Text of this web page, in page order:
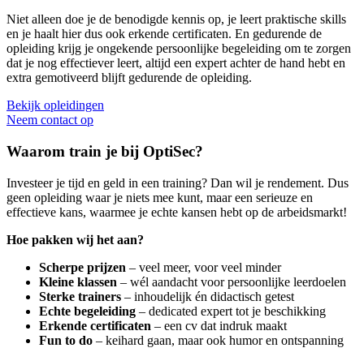
Niet alleen doe je de benodigde kennis op, je leert praktische skills
en je haalt hier dus ook erkende certificaten. En gedurende de
opleiding krijg je ongekende persoonlijke begeleiding om te zorgen
dat je nog effectiever leert, altijd een expert achter de hand hebt en
extra gemotiveerd blijft gedurende de opleiding.
Bekijk opleidingen
Neem contact op
Waarom train je bij OptiSec?
Investeer je tijd en geld in een training? Dan wil je rendement. Dus
geen opleiding waar je niets mee kunt, maar een serieuze en
effectieve kans, waarmee je echte kansen hebt op de arbeidsmarkt!
Hoe pakken wij het aan?
Scherpe prijzen – veel meer, voor veel minder
Kleine klassen – wél aandacht voor persoonlijke leerdoelen
Sterke trainers – inhoudelijk én didactisch getest
Echte begeleiding – dedicated expert tot je beschikking
Erkende certificaten – een cv dat indruk maakt
Fun to do – keihard gaan, maar ook humor en ontspanning